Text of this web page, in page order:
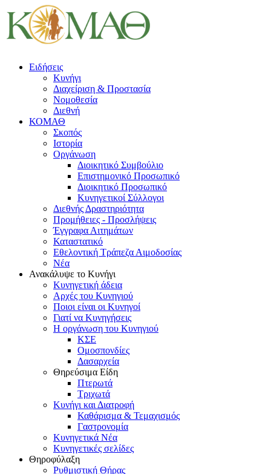
Ειδήσεις
Κυνήγι
Διαχείριση & Προστασία
Νομοθεσία
Διεθνή
ΚΟΜΑΘ
Σκοπός
Ιστορία
Οργάνωση
Διοικητικό Συμβούλιο
Επιστημονικό Προσωπικό
Διοικητικό Προσωπικό
Κυνηγετικοί Σύλλογοι
Διεθνής Δραστηριότητα
Προμήθειες - Προσλήψεις
Έγγραφα Αιτημάτων
Καταστατικό
Εθελοντική Τράπεζα Αιμοδοσίας
Νέα
Ανακάλυψε το Κυνήγι
Κυνηγετική άδεια
Αρχές του Κυνηγιού
Ποιοι είναι οι Κυνηγοί
Γιατί να Κυνηγήσεις
Η οργάνωση του Κυνηγιού
ΚΣΕ
Ομοσπονδίες
Δασαρχεία
Θηρεύσιμα Είδη
Πτερωτά
Τριχωτά
Κυνήγι και Διατροφή
Καθάρισμα & Τεμαχισμός
Γαστρονομία
Κυνηγετικά Νέα
Κυνηγετικές σελίδες
Θηροφύλαξη
Ρυθμιστική Θήρας